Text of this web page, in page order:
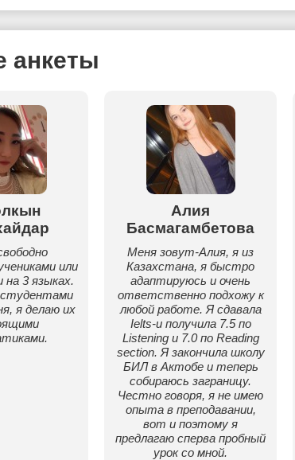
анкеты
или
3 языках.
я делаю их
Алия
Басмагамбетова
Меня зовут-Алия, я из
Казахстана, я быстро
адаптируюсь и очень
ответственно подхожу к
любой работе. Я сдавала
Ielts-и получила 7.5 по
Listening и 7.0 по Reading
section. Я закончила школу
БИЛ в Актобе и теперь
собираюсь заграницу.
Честно говоря, я не имею
опыта в преподавании,
вот и поэтому я
предлагаю сперва пробный
урок со мной.